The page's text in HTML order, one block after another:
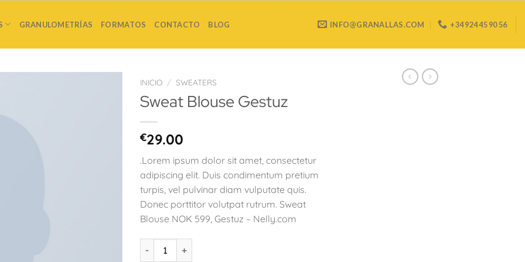
GRANULOMETRÍAS FORMATOS CONTACTO BLOG INFO@GRANALLAS.COM +34 924 45 90 56
INICIO / SWEATERS
Sweat Blouse Gestuz
€29.00
.Lorem ipsum dolor sit amet, consectetur
adipiscing elit. Duis condimentum pretium
turpis, vel pulvinar diam vulputate quis.
Donec porttitor volutpat rutrum. Sweat
Blouse NOK 599, Gestuz – Nelly.com